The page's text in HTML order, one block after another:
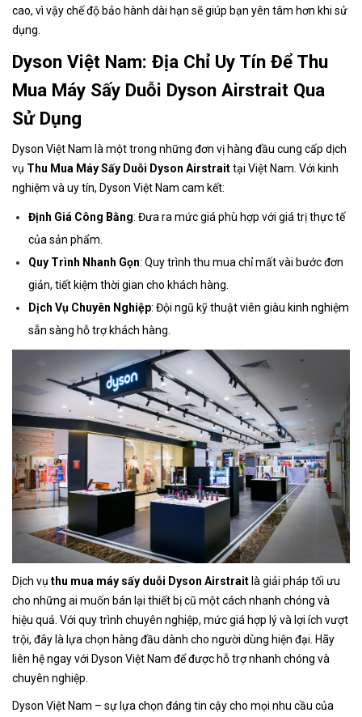
cao, vì vậy chế độ bảo hành dài hạn sẽ giúp bạn yên tâm hơn khi sử
dụng.
Dyson Việt Nam: Địa Chỉ Uy Tín Để Thu
Mua Máy Sấy Duỗi Dyson Airstrait Qua
Sử Dụng
Dyson Việt Nam là một trong những đơn vị hàng đầu cung cấp dịch
vụ Thu Mua Máy Sấy Duỗi Dyson Airstraittại Việt Nam. Với kinh
nghiệm và uy tín, Dyson Việt Nam cam kết:
Định Giá Công Bằng: Đưa ra mức giá phù hợp với giá trị thực tế
của sản phẩm.
Quy Trình Nhanh Gọn: Quy trình thu mua chỉ mất vài bước đơn
giản, tiết kiệm thời gian cho khách hàng.
Dịch Vụ Chuyên Nghiệp: Đội ngũ kỹ thuật viên giàu kinh nghiệm
sẵn sàng hỗ trợ khách hàng.
Dịch vụ thu mua máy sấy duỗi Dyson Airstrait là giải pháp tối ưu
cho những ai muốn bán lại thiết bị cũ một cách nhanh chóng và
hiệu quả. Với quy trình chuyên nghiệp, mức giá hợp lý và lợi ích vượt
trội, đây là lựa chọn hàng đầu dành cho người dùng hiện đại. Hãy
liên hệ ngay với Dyson Việt Nam để được hỗ trợ nhanh chóng và
chuyên nghiệp.
Dyson Việt Nam – sự lựa chọn đáng tin cậy cho mọi nhu cầu của